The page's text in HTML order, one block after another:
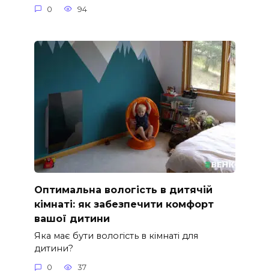
0 94
Оптимальна вологість в дитячій
кімнаті: як забезпечити комфорт
вашої дитини
Яка має бути вологість в кімнаті для
дитини?
0 37